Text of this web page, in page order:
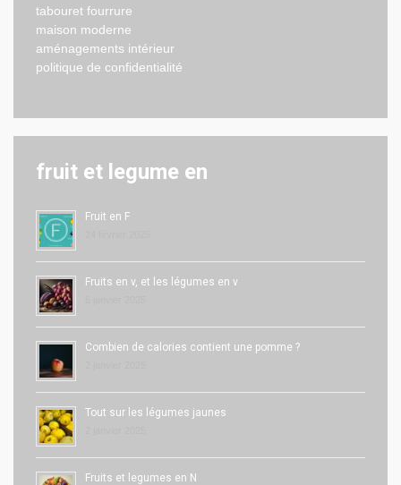
tabouret fourrure
maison moderne
aménagements intérieur
politique de confidentialité
fruit et legume en
Fruit en F
Fruits en v, et les légumes en v
Combien de calories contient une pomme ?
Tout sur les légumes jaunes
Fruits et legumes en N